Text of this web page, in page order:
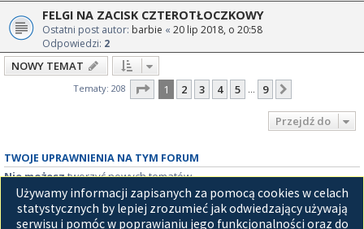
FELGI NA ZACISK CZTEROTŁOCZKOWY
Ostatni post autor: barbie « 20 lip 2018, o 20:58
Odpowiedzi: 2
NOWY TEMAT
Tematy: 208 Strona z9
1 2 3 4 5 … 9
Przejdź do
TWOJE UPRAWNIENIA NA TYM FORUM
Nie możesztworzyć nowych tematów
Nie możeszodpowiadać w tematach
Nie możeszzmieniać swoich postów
Nie możeszusuwać swoich postów
Używamy informacji zapisanych za pomocą cookies w celach
statystycznych by lepiej zrozumieć jak odwiedzający używają
serwisu i pomóc w poprawianiu jego funkcjonalności oraz do